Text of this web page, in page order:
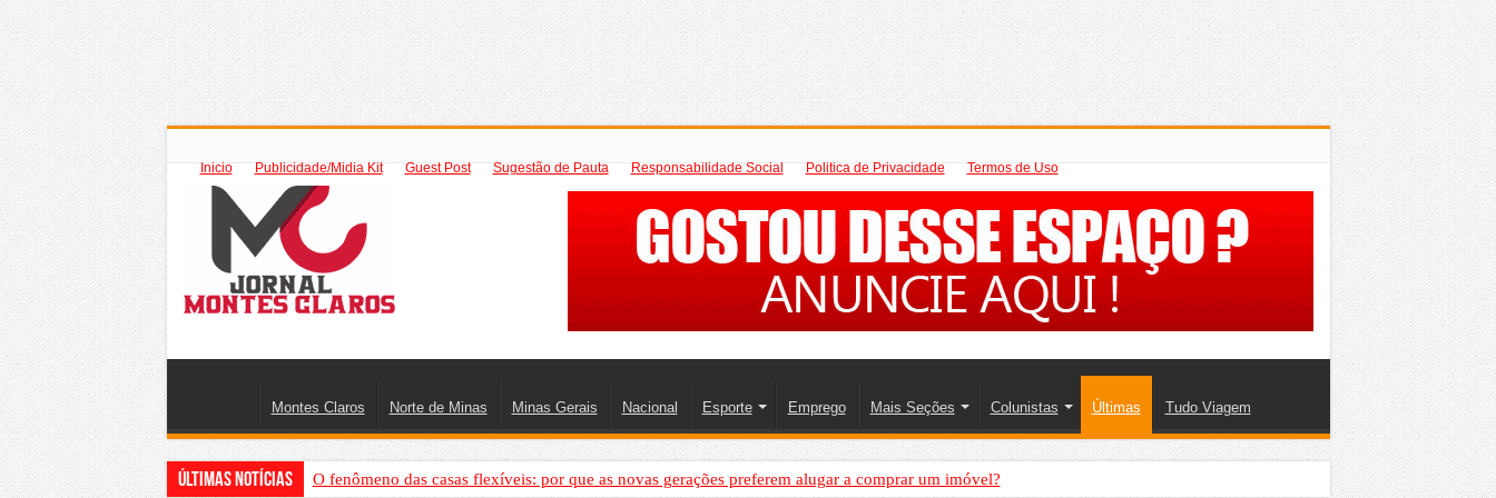
Inicio Publicidade/Midia Kit Guest Post Sugestão de Pauta Responsabilidade Social Politica de Privacidade Termos de Uso
Montes Claros Norte de Minas Minas Gerais Nacional Esporte Emprego Mais Seções Colunistas Últimas Tudo Viagem
Últimas Notícias O fenômeno das casas flexíveis: por que as novas gerações preferem alugar a comprar um imóvel?